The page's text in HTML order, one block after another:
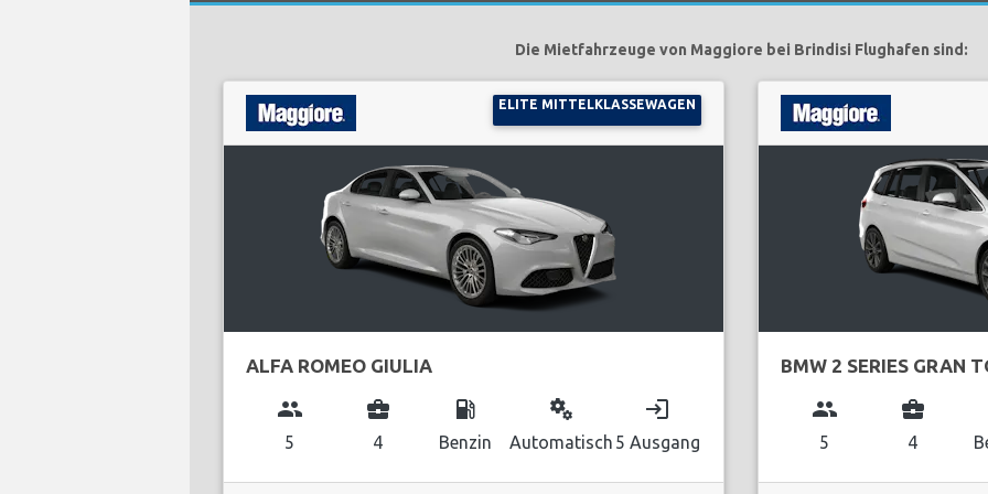
Die Mietfahrzeuge von Maggiore bei Brindisi Flughafen sind:
ELITE MITTELKLASSEWAGEN
ALFA ROMEO GIULIA
group
5
business_center
4
local_gas_station
Benzin
miscellaneous_services
Automatisch
login
5 Ausgang
BMW 2 SERIES GRAN
group
5
business_center
4